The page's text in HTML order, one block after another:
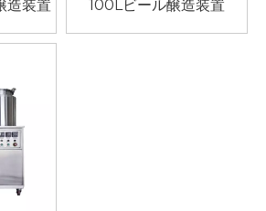
造装置
100Lビール醸造装置